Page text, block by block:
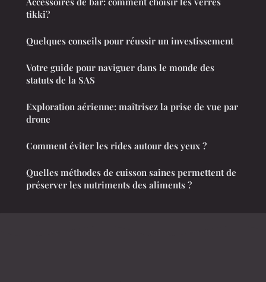
tikki?
Quelques conseils pour réussir un investissement
Votre guide pour naviguer dans le monde des
statuts de la SAS
Exploration aérienne: maîtrisez la prise de vue par
drone
Comment éviter les rides autour des yeux ?
Quelles méthodes de cuisson saines permettent de
préserver les nutriments des aliments ?